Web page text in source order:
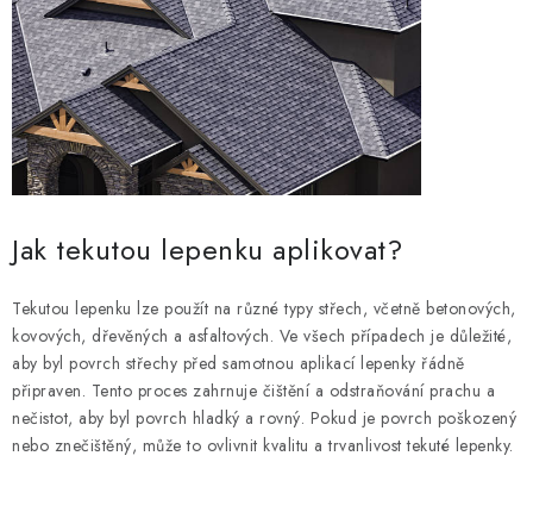
Jak tekutou lepenku aplikovat?
Tekutou lepenku lze použít na různé typy střech, včetně betonových,
kovových, dřevěných a asfaltových. Ve všech případech je důležité,
aby byl povrch střechy před samotnou aplikací lepenky řádně
připraven. Tento proces zahrnuje čištění a odstraňování prachu a
nečistot, aby byl povrch hladký a rovný. Pokud je povrch poškozený
nebo znečištěný, může to ovlivnit kvalitu a trvanlivost tekuté lepenky.